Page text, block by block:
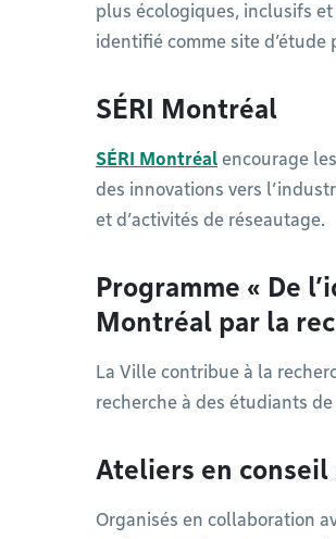
plus écologiques, inclusifs
identifié comme site d’étude
SÉRI Montréal
SÉRI Montréal encourage
des innovations vers
et d’activités de réseautage.
Programme « De
Montréal par la
La Ville contribue à la
recherche à des étudiants de
Ateliers en
Organisés en collaboration